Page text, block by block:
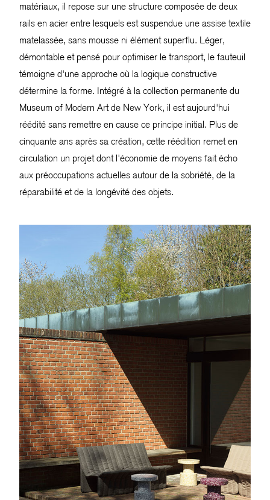
matériaux, il repose sur une structure composée de deux
rails en acier entre lesquels est suspendue une assise textile
matelassée, sans mousse ni élément superflu. Léger,
démontable et pensé pour optimiser le transport, le fauteuil
témoigne d'une approche où la logique constructive
détermine la forme. Intégré à la collection permanente du
Museum of Modern Art de New York, il est aujourd'hui
réédité sans remettre en cause ce principe initial. Plus de
cinquante ans après sa création, cette réédition remet en
circulation un projet dont l'économie de moyens fait écho
aux préoccupations actuelles autour de la sobriété, de la
réparabilité et de la longévité des objets.